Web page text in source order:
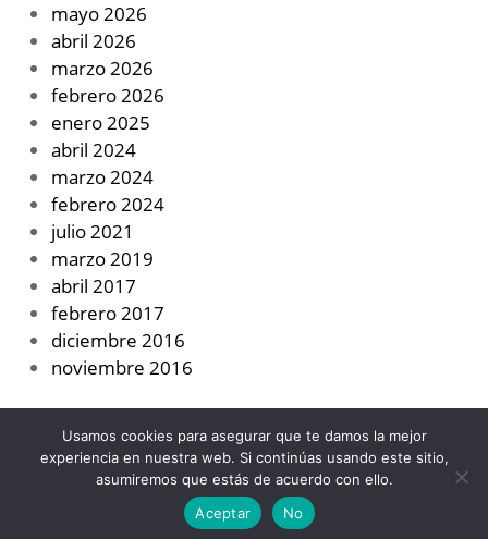
mayo 2026
abril 2026
marzo 2026
febrero 2026
enero 2025
abril 2024
marzo 2024
febrero 2024
julio 2021
marzo 2019
abril 2017
febrero 2017
diciembre 2016
noviembre 2016
Designed usingUnos. Powered byWordPress
Usamos cookies para asegurar que te damos la mejor
experiencia en nuestra web. Si continúas usando este sitio,
asumiremos que estás de acuerdo con ello.
Aceptar
No